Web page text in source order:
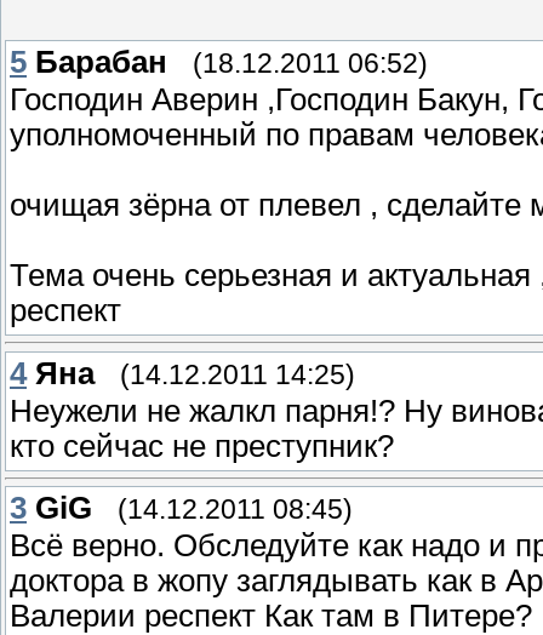
5 Барабан (18.12.2011 06:52)
Господин Аверин ,Господин Бакун,
уполномоченный по правам
очищая зёрна от плевел , сделайте
Тема очень серьезная и
респект
4 Яна (14.12.2011 14:25)
Неужели не жалкл парня!? Ну
кто сейчас не преступник?
3 GiG (14.12.2011 08:45)
Всё верно. Обследуйте как надо и
доктора в жопу заглядывать как в
Валерии респект Как там в Питере?